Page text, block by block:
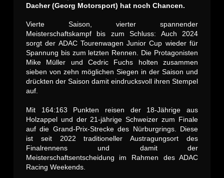
Dacher (Georg Motorsport) hat noch Chancen.
Vierte Saison, vierter spannender
Meisterschaftskampf bis zum Schluss: Auch 2024
sorgt der ADAC Tourenwagen Junior Cup wieder für
Spannung bis zum letzten Rennen. Die Protagonisten
Mike Müller und Cedric Fuchs holten zusammen
sieben von zehn möglichen Siegen in der Saison und
drückten der Saison damit eindrucksvoll ihren Stempel
auf.
Mit 164:163 Punkten reisen der 18-Jährige aus
Holzappel und der 21-jährige Schweizer zum Finale
auf die Grand-Prix-Strecke des Nürburgrings. Diese
ist seit 2022 traditioneller Austragungsort des
Finalrennens und damit der
Meisterschaftsentscheidung im Rahmen des ADAC
Racing Weekends.